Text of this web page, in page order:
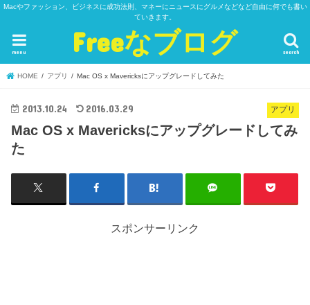
Macやファッション、ビジネスに成功法則、マネーにニュースにグルメなどなど自由に何でも書い
ていきます。
Freeなブログ search
menu
HOME アプリ Mac OS x Mavericksにアップグレードしてみた
アプリ
2013.10.24 2016.03.29
Mac OS x Mavericksにアップグレードしてみ
た
スポンサーリンク